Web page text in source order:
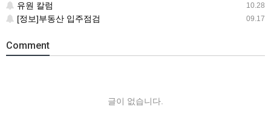
10.28
유원 칼럼
09.17
[정보]부동산 입주점검
Comment
글이 없습니다.